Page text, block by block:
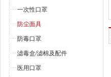
一次性口罩
防尘面具
防毒口罩
滤毒盒/滤棉及配件
医用口罩